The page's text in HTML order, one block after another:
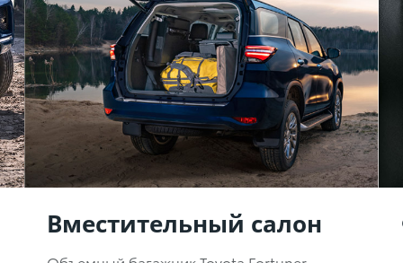
Вместительный салон